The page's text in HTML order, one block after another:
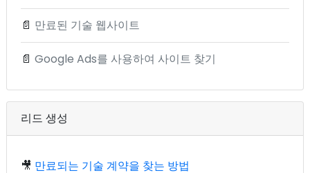
📄 만료된 기술 웹사이트
📄 Google Ads를 사용하여 사이트 찾기
리드 생성
🎥 만료되는 기술 계약을 찾는 방법